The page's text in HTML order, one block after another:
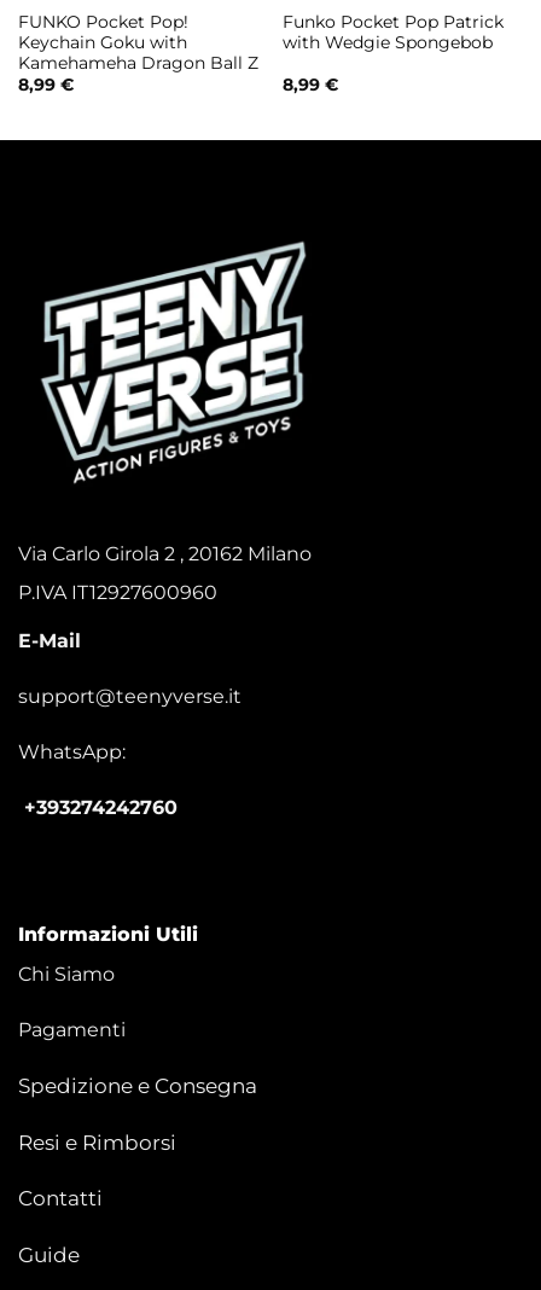
FUNKO Pocket Pop!
Keychain Goku with
Kamehameha Dragon Ball Z
8,99 €
Funko Pocket Pop Patrick
with Wedgie Spongebob
8,99 €
Via Carlo Girola 2 , 20162 Milano
P.IVA IT12927600960
E-Mail
support@teenyverse.it
WhatsApp:
+393274242760
Informazioni Utili
Chi Siamo
Pagamenti
Spedizione e Consegna
Resi e Rimborsi
Contatti
Guide